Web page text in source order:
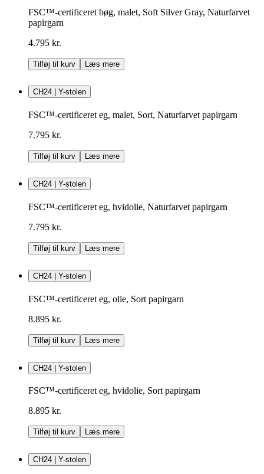
FSC™-certificeret bøg, malet, Soft Silver Gray, Naturfarvet
papirgarn
4.795 kr.
Tilføj til kurv Læs mere
CH24 | Y-stolen
FSC™-certificeret eg, malet, Sort, Naturfarvet papirgarn
7.795 kr.
Tilføj til kurv Læs mere
CH24 | Y-stolen
FSC™-certificeret eg, hvidolie, Naturfarvet papirgarn
7.795 kr.
Tilføj til kurv Læs mere
CH24 | Y-stolen
FSC™-certificeret eg, olie, Sort papirgarn
8.895 kr.
Tilføj til kurv Læs mere
CH24 | Y-stolen
FSC™-certificeret eg, hvidolie, Sort papirgarn
8.895 kr.
Tilføj til kurv Læs mere
CH24 | Y-stolen